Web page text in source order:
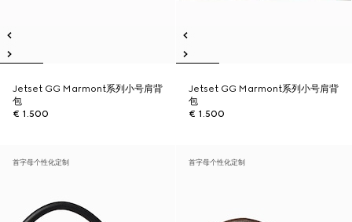
Jetset GG Marmont系列小号肩背
包
€ 1.500
Jetset GG Marmont系列小号肩背
包
€ 1.500
首字母个性化定制 首字母个性化定制